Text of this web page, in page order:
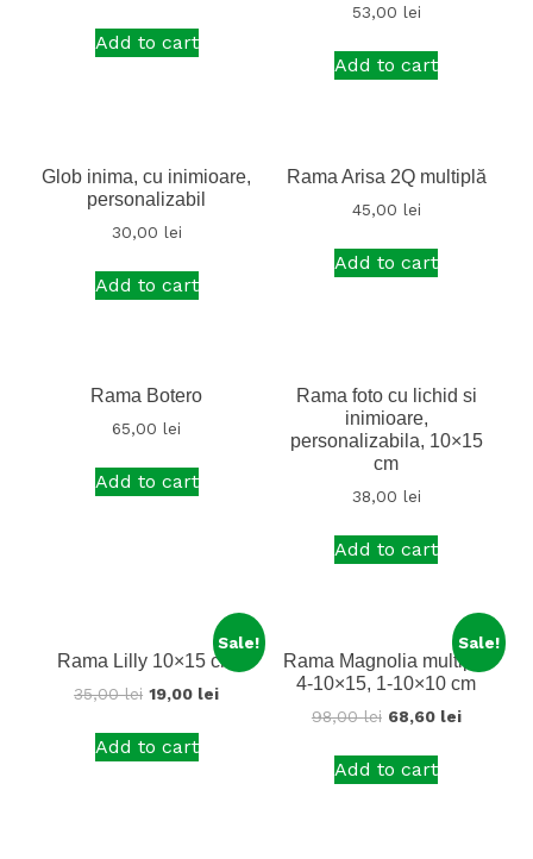
Add to cart
53,00 lei
Add to cart
Glob inima, cu inimioare,
personalizabil
30,00 lei
Add to cart
Rama Arisa 2Q multiplă
45,00 lei
Add to cart
Rama Botero
65,00lei
Add to cart
Rama foto cu lichid si
inimioare,
personalizabila, 10×15
cm
38,00 lei
Add to cart
Sale!
Rama Lilly 10×15 cm
35,00lei 19,00 lei
Add to cart
Sale!
Rama Magnolia multiplă
4-10×15, 1-10×10 cm
98,00lei 68,60 lei
Add to cart